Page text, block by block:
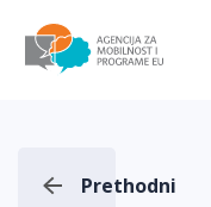
Prethodni